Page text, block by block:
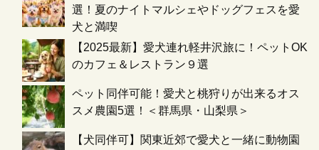
選！夏のナイトマルシェやドッグフェスを愛
犬と満喫
【2025最新】愛犬連れ軽井沢旅に！ペットOK
のカフェ＆レストラン９選
ペット同伴可能！愛犬と桃狩りが出来るオス
スメ農園5選！＜群馬県・山梨県＞
【犬同伴可】関東近郊で愛犬と一緒に動物園